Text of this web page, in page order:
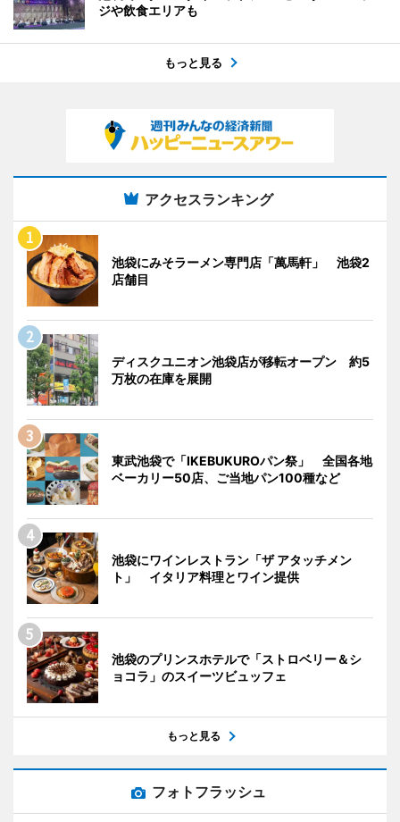
ジや飲食エリアも
もっと見る
アクセスランキング
池袋にみそラーメン専門店「萬馬軒」 池袋2
店舗目
ディスクユニオン池袋店が移転オープン 約5
万枚の在庫を展開
東武池袋で「IKEBUKUROパン祭」 全国各地
ベーカリー50店、ご当地パン100種など
池袋にワインレストラン「ザ アタッチメン
ト」 イタリア料理とワイン提供
池袋のプリンスホテルで「ストロベリー＆シ
ョコラ」のスイーツビュッフェ
もっと見る
フォトフラッシュ